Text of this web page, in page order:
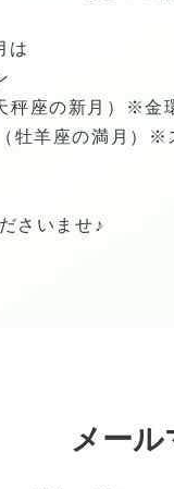
は
秤座の新月）※金
牡羊座の満月）※
さいませ♪
メー